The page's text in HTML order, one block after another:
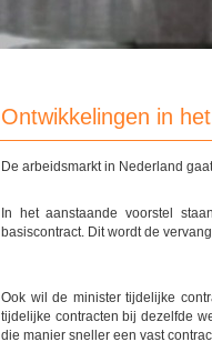
Ontwikkelingen in
De arbeidsmarkt in Nederland
In het aanstaande voorstel
basiscontract. Dit wordt de
Ook wil de minister tijdelijke
tijdelijke contracten bij dezelfde
die manier sneller een vast